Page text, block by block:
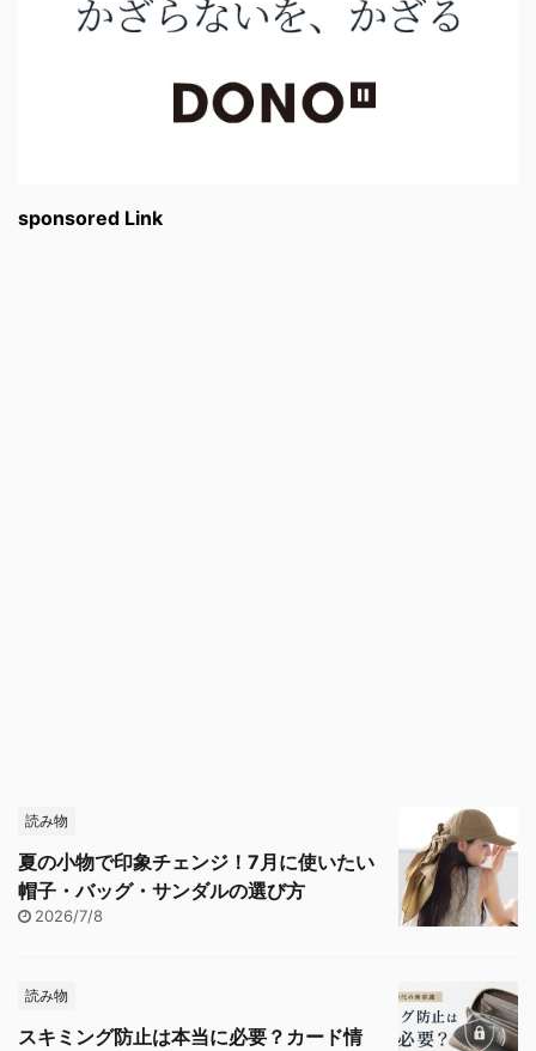
sponsored Link
読み物
夏の小物で印象チェンジ！7月に使いたい
帽子・バッグ・サンダルの選び方
2026/7/8
読み物
スキミング防止は本当に必要？カード情